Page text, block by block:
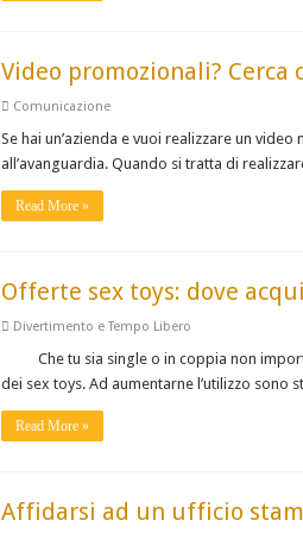
Video promozionali?
Comunicazione
Se hai un’azienda e vuoi realizzare un
all’avanguardia. Quando si tratta di
Read More »
Offerte sex toys: dove
Divertimento e Tempo Libero
Che tu sia single o in coppia non
dei sex toys. Ad aumentarne l’utilizzo
Read More »
Affidarsi ad un ufficio